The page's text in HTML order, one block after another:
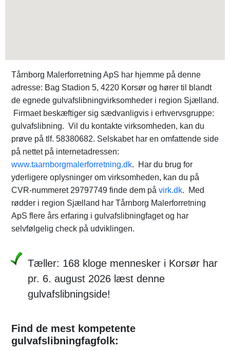
Tårnborg Malerforretning ApS har hjemme på denne
adresse: Bag Stadion 5, 4220 Korsør og hører til blandt
de egnede gulvafslibningvirksomheder i region Sjælland.
Firmaet beskæftiger sig sædvanligvis i erhvervsgruppe:
gulvafslibning. Vil du kontakte virksomheden, kan du
prøve på tlf. 58380682. Selskabet har en omfattende side
på nettet på internetadressen:
www.taarnborgmalerforretning.dk. Har du brug for
yderligere oplysninger om virksomheden, kan du på
CVR-nummeret 29797749 finde dem på virk.dk. Med
rødder i region Sjælland har Tårnborg Malerforretning
ApS flere års erfaring i gulvafslibningfaget og har
selvfølgelig check på udviklingen.
Tæller: 168 kloge mennesker i Korsør har
pr. 6. august 2026 læst denne
gulvafslibningside!
Find de mest kompetente
gulvafslibningfagfolk: